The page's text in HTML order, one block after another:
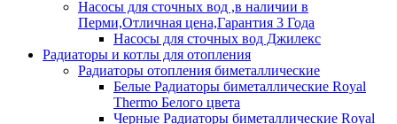
Насосы для сточных вод ,в наличии в
Перми,Отличная цена,Гарантия 3 Года
Насосы для сточных вод Джилекс
Радиаторы и котлы для отопления
Радиаторы отопления биметаллические
Белые Радиаторы биметаллические Royal
Thermo Белого цвета
Черные Радиаторы биметаллические Royal